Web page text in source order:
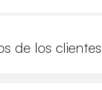
de los clientes